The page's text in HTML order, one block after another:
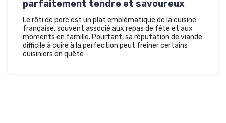
parfaitement tendre et savoureux
Le rôti de porc est un plat emblématique de la cuisine
française, souvent associé aux repas de fête et aux
moments en famille. Pourtant, sa réputation de viande
difficile à cuire à la perfection peut freiner certains
cuisiniers en quête …